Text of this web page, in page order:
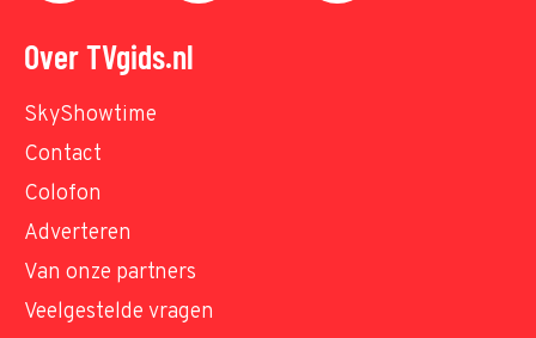
Over TVgids.nl
SkyShowtime
Contact
Colofon
Adverteren
Van onze partners
Veelgestelde vragen